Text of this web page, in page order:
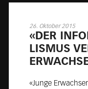
26. Oktober 2015
«DER
LIS­MUS
«Junge